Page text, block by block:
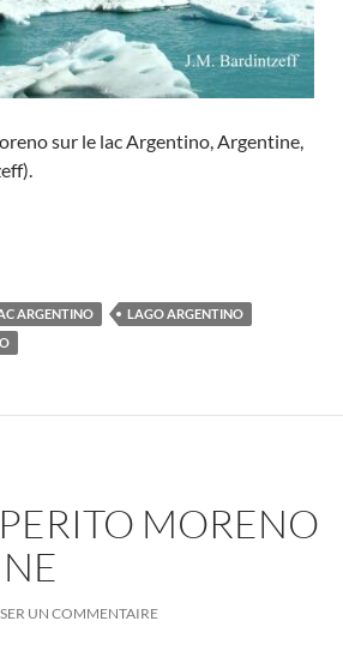
sur le lac Argentino, Argentine,
Perito Moreno, Argentine (suite)
ARGENTINO
LAGO ARGENTINO
MORENO
UN COMMENTAIRE